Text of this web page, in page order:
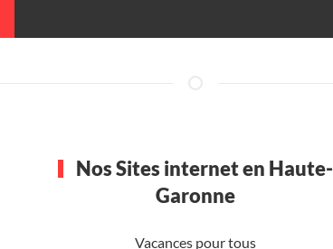
Nos Sites internet en Haute-
Garonne
Vacances pour tous